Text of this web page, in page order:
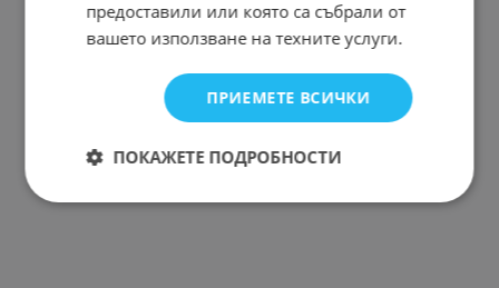
предоставили или която са събрали от
вашето използване на техните услуги.
ПРИЕМЕТЕ ВСИЧКИ
ПОКАЖЕТЕ ПОДРОБНОСТИ